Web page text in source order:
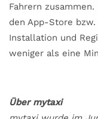
Fahrern
den App-Store
Installation und
weniger als eine
Über mytaxi